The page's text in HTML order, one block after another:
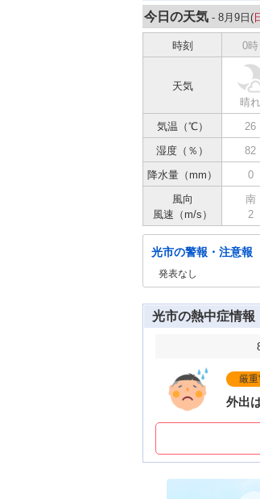
今日の天気 - 8月9日(
時刻 0時
天気
晴れ
気温（℃）
26
湿度（％）
82
降水量（mm）
0
風向
風速（m/s）
南
2
光市の警報・注意報
発表なし
光市の熱中症情報
厳
外出